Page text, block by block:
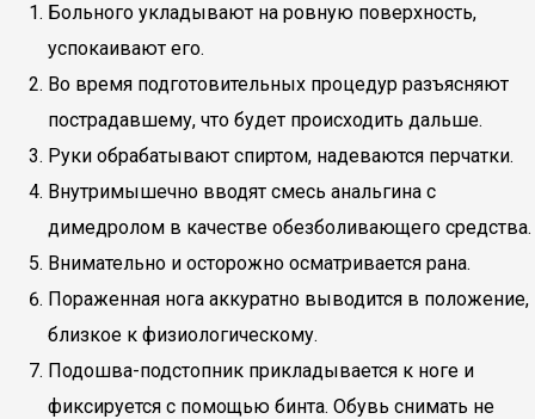
Больного укладывают на ровную поверхность,
успокаивают его.
Во время подготовительных процедур разъясняют
пострадавшему, что будет происходить дальше.
Руки обрабатывают спиртом, надеваются перчатки.
Внутримышечно вводят смесь анальгина с
димедролом в качестве обезболивающего средства.
Внимательно и осторожно осматривается рана.
Пораженная нога аккуратно выводится в положение,
близкое к физиологическому.
Подошва-подстопник прикладывается к ноге и
фиксируется с помощью бинта. Обувь снимать не